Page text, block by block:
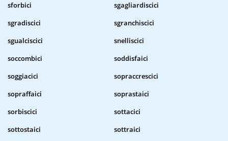
sforbici
sgagliardiscici
sgradiscici
sgranchiscici
sgualciscici
snelliscici
soccombici
soddisfaici
soggiacici
sopraccrescici
sopraffaici
soprastaici
sorbiscici
sottacici
sottostaici
sottraici